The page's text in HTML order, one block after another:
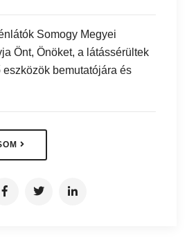
Somogy Megyei
Önt, Önöket, a látássérültek
bemutatójára és